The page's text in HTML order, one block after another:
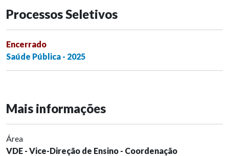
Processos Seletivos
Encerrado
Saúde Pública - 2025
Mais informações
Área
VDE - Vice-Direção de Ensino - Coordenação